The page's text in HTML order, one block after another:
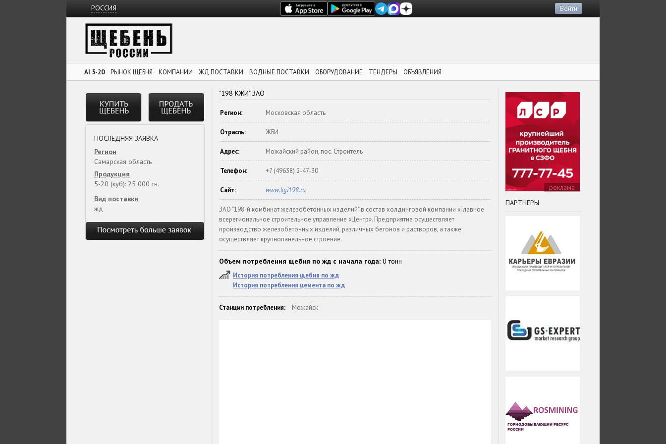
РОССИЯ Войти
AI 5-20 РЫНОК ЩЕБНЯ КОМПАНИИ ЖД ПОСТАВКИ ВОДНЫЕ ПОСТАВКИ ОБОРУДОВАНИЕ ТЕНДЕРЫ ОБЪЯВЛЕНИЯ
ПОСЛЕДНЯЯ ЗАЯВКА
Регион
Самарская область
Продукция
5-20 (куб): 25 000 тн.
Вид поставки
жд
"198 КЖИ" ЗАО
Регион: Московская область
Отрасль: ЖБИ
Адрес: Можайский район, пос. Строитель
Телефон: +7 (49638) 2-47-30
Сайт: www.kgi198.ru
ЗАО "198-й комбинат железобетонных изделий" в состав холдинговой компании «Главное
всерегиональное строительное управление «Центр». Предприятие осуществляет
производство железобетонных изделий, различных бетонов и растворов, а также
осуществляет крупнопанельное строение.
Объем потребления щебня по жд с начала года: 0 тонн
История потребления щебня по жд
История потребления цемента по жд
Станции потребления: Можайск
реклама
ПАРТНЕРЫ